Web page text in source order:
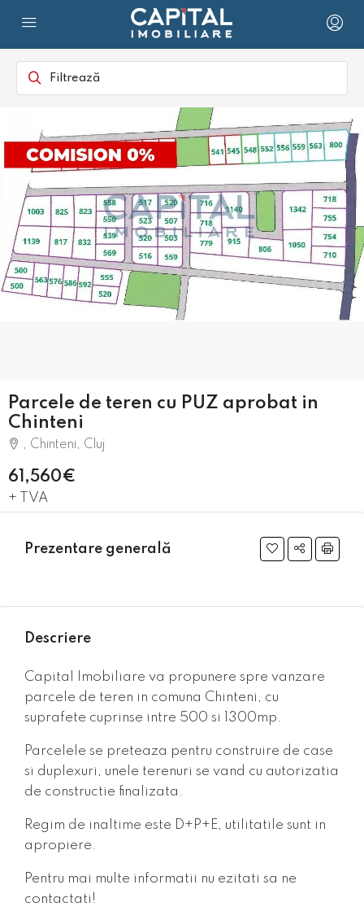
Parcele de teren cu PUZ aprobat in
Chinteni
, Chinteni, Cluj
61,560€
+ TVA
Prezentare generală
Descriere
Capital Imobiliare va propunere spre vanzare
parcele de teren in comuna Chinteni, cu
suprafete cuprinse intre 500 si 1300mp.
Parcelele se preteaza pentru construire de case
si duplexuri, unele terenuri se vand cu autorizatia
de constructie finalizata.
Regim de inaltime este D+P+E, utilitatile sunt in
apropiere.
Pentru mai multe informatii nu ezitati sa ne
contactati!